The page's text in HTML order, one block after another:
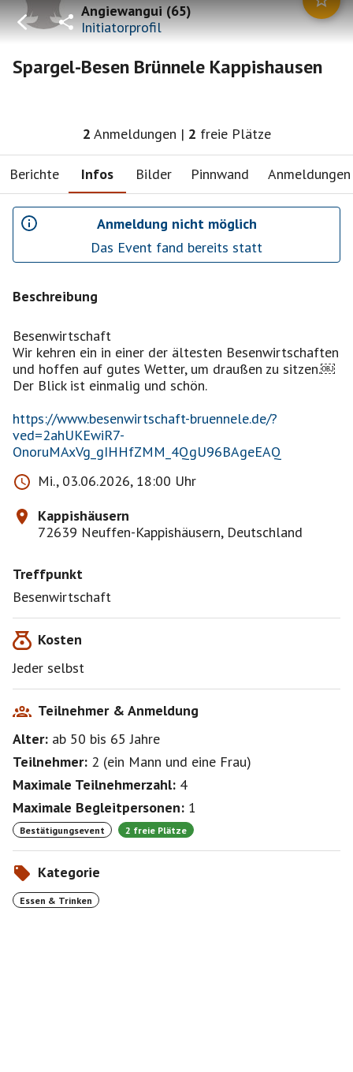
Angiewangui(65)
Initiatorprofil
Spargel-Besen Brünnele Kappishausen
2 Anmeldungen | 2 freie Plätze
Berichte Infos Bilder Pinnwand Anmeldungen
Anmeldung nicht möglich
Das Event fand bereits statt
Beschreibung
Besenwirtschaft
Wir kehren ein in einer der ältesten Besenwirtschaften
und hoffen auf gutes Wetter, um draußen zu sitzen.￼
Der Blick ist einmalig und schön.
https://www.besenwirtschaft-bruennele.de/?
ved=2ahUKEwiR7-
OnoruMAxVg_gIHHfZMM_4QgU96BAgeEAQ
Mi., 03.06.2026, 18:00 Uhr
Kappishäusern
72639 Neuffen-Kappishäusern, Deutschland
Treffpunkt
Besenwirtschaft
Kosten
Jeder selbst
Teilnehmer & Anmeldung
Alter: ab 50 bis 65Jahre
Teilnehmer: 2 (ein Mann und eine Frau)
Maximale Teilnehmerzahl: 4
Maximale Begleitpersonen: 1
Bestätigungsevent 2 freie Plätze
Kategorie
Essen & Trinken